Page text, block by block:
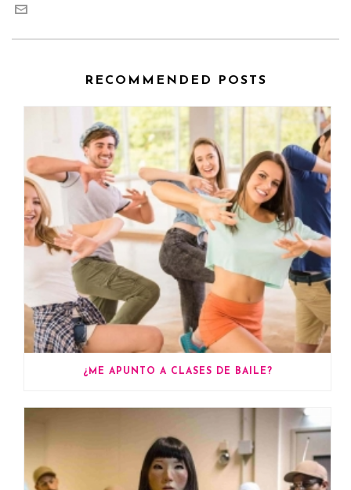
RECOMMENDED POSTS
¿ME APUNTO A CLASES DE BAILE?